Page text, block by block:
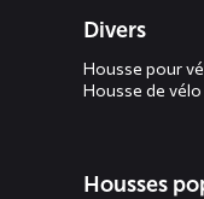
Divers
Housse pour
Housse de
Housses